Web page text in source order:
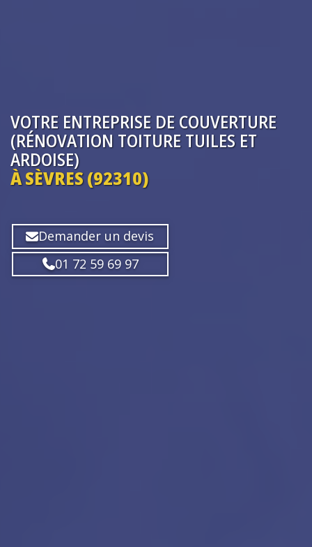
VOTRE ENTREPRISE DE COUVERTURE
(RÉNOVATION TOITURE TUILES ET
ARDOISE)
À SÈVRES (92310)
Demander un devis
01 72 59 69 97